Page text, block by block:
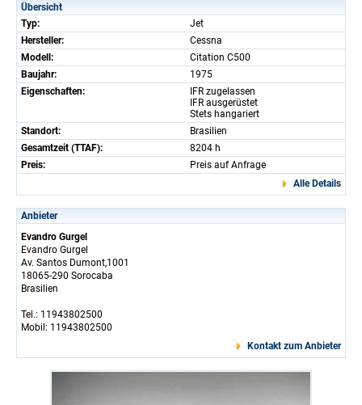
Übersicht
Typ:
Jet
Hersteller:
Cessna
Modell:
Citation C500
Baujahr:
1975
Eigenschaften:
IFR zugelassen
IFR ausgerüstet
Stets hangariert
Standort:
Brasilien
Gesamtzeit (TTAF):
8204 h
Preis:
Preis auf Anfrage
Alle Details
Anbieter
Evandro Gurgel
Evandro Gurgel
Av. Santos Dumont,1001
18065-290 Sorocaba
Brasilien
Tel.: 11943802500
Mobil: 11943802500
Kontakt zum Anbieter